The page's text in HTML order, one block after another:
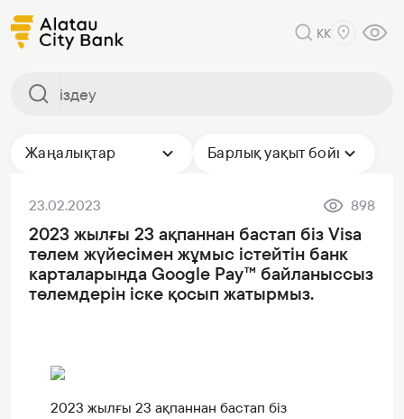
KK
Жаңалықтар Барлық уақыт бойы
23.02.2023 898
2023 жылғы 23 ақпаннан бастап біз Visa
төлем жүйесімен жұмыс істейтін банк
карталарында Google Pay™ байланыссыз
төлемдерін іске қосып жатырмыз.
2023 жылғы 23 ақпаннан бастап біз